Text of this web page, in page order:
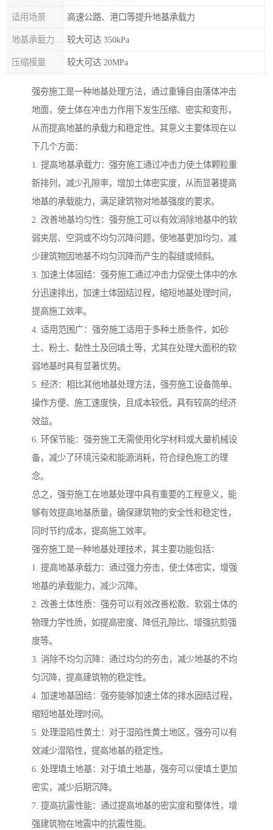
适用场景 高速公路、港口等提升地基承载力
较大可达 350kPa
压缩模量 较大可达 20MPa
强夯施工是一种地基处理方法，通过重锤自由落体冲击
地面，使土体在冲击力作用下发生压缩、密实和变形，
从而提高地基的承载力和稳定性。其意义主要体现在以
下几个方面：
1. 提高地基承载力：强夯施工通过冲击力使土体颗粒重
新排列，减少孔隙率，增加土体密实度，从而显著提高
地基的承载能力，满足建筑物对地基强度的要求。
2. 改善地基均匀性：强夯施工可以有效消除地基中的软
弱夹层、空洞或不均匀沉降问题，使地基更加均匀，减
少建筑物因地基不均匀沉降而产生的裂缝或倾斜。
3. 加速土体固结：强夯施工通过冲击力促使土体中的水
分迅速排出，加速土体固结过程，缩短地基处理时间，
提高施工效率。
4. 适用范围广：强夯施工适用于多种土质条件，如砂
土、粉土、黏性土及回填土等，尤其在处理大面积的软
弱地基时具有显著优势。
5. 经济：相比其他地基处理方法，强夯施工设备简单、
操作方便、施工速度快，且成本较低，具有较高的经济
效益。
6. 环保节能：强夯施工无需使用化学材料或大量机械设
备，减少了环境污染和能源消耗，符合绿色施工的理
念。
总之，强夯施工在地基处理中具有重要的工程意义，能
够有效提高地基质量，确保建筑物的安全性和稳定性，
同时节约成本，提高施工效率。
强夯施工是一种地基处理技术，其主要功能包括：
1. 提高地基承载力：通过强力夯击，使土体密实，增强
地基的承载能力，减少沉降。
2. 改善土体性质：强夯可以有效改善松散、软弱土体的
物理力学性质，如提高密度、降低孔隙比、增强抗剪强
度等。
3. 消除不均匀沉降：通过均匀的夯击，减少地基的不均
匀沉降，提高建筑物的稳定性。
4. 加速地基固结：强夯能够加速土体的排水固结过程，
缩短地基处理时间。
5. 处理湿陷性黄土：对于湿陷性黄土地区，强夯可以有
效减少湿陷性，提高地基的稳定性。
6. 处理填土地基：对于填土地基，强夯可以使填土更加
密实，减少后期沉降。
7. 提高抗震性能：通过提高地基的密实度和整体性，增
强建筑物在地震中的抗震性能。